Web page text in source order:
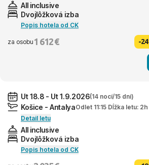
All inclusive
Dvojlôžková izba
Popis hotela od CK
za osobu 1 612 € -
Ut 18.8 - Ut 1.9.2026(14 nocí/15 dní)
Košice - AntalyaOdlet 11:15 Dĺžka letu:
Detail letu
All inclusive
Dvojlôžková izba
Popis hotela od CK